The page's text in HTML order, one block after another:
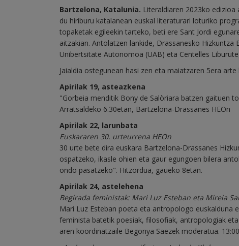
Bartzelona, Katalunia. Literaldiaren 2023ko
du hiriburu katalanean euskal literaturari loturiko
topaketak egileekin tarteko, beti ere Sant Jordi
aitzakian. Antolatzen lankide, Drassanesko
Unibertsitate Autonomoa (UAB) eta Centelles
Jaialdia ostegunean hasi zen eta maiatzaren 5era
Apirilak 19, asteazkena
"Gorbeia menditik Bony de Salòriara batzen gaituen
Arratsaldeko 6.30etan, Bartzelona-Drassanes HEOn
Apirilak 22, larunbata
Euskararen 30. urteurrena HEOn
30 urte bete dira euskara Bartzelona-Drassanes
ospatzeko, ikasle ohien eta gaur egungoen bilera
ondo pasatzeko". Hitzordua, gaueko 8etan.
Apirilak 24, astelehena
Begirada feministak: Mari Luz Esteban eta Mireia
Mari Luz Esteban poeta eta antropologo euskalduna
feminista batetik poesiak, filosofiak, antropologiak
aren koordinatzaile Begonya Saezek moderatua.